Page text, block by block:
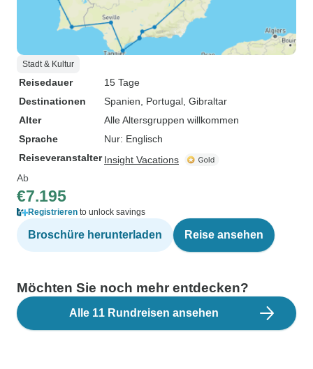
Stadt & Kultur
Reisedauer
15 Tage
Destinationen
Spanien , Portugal , Gibraltar
Alter
Alle Altersgruppen willkommen
Sprache
Nur: Englisch
Reiseveranstalter Insight Vacations
Ab
€7.195
Registrieren to unlock savings
Broschüre herunterladen Reise ansehen
Möchten Sie noch mehr entdecken?
Alle 11 Rundreisen ansehen